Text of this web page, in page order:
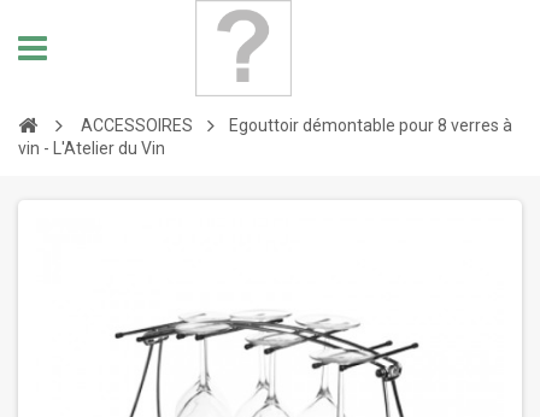
ACCESSOIRES
Egouttoir démontable pour 8 verres à
vin - L'Atelier du Vin